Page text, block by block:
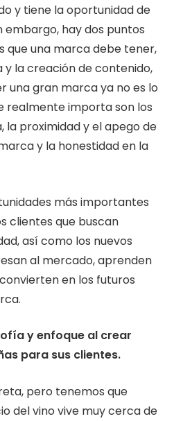
y tiene la oportunidad de
embargo, hay dos puntos
que una marca debe tener,
la creación de contenido,
una gran marca ya no es lo
realmente importa son los
la proximidad y el apego de
y la honestidad en la
más importantes
clientes que buscan
así como los nuevos
al mercado, aprenden
en los futuros
y enfoque al crear
para sus clientes.
pero tenemos que
del vino vive muy cerca de